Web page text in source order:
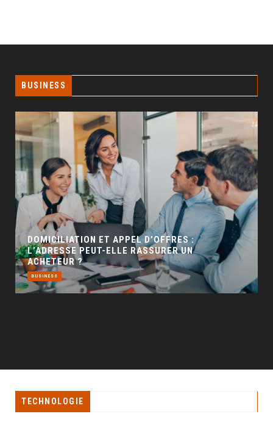
BUSINESS
GÉO SEO : UN LEVIER INCONTOURNABLE POUR
LA VISIBILITÉ LOCALE
BUSINESS
TECHNOLOGIE